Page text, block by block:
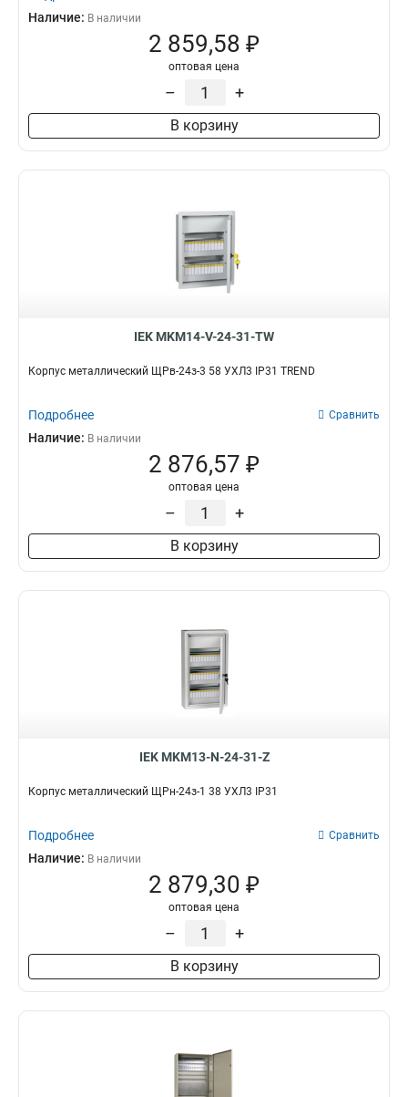
Наличие: В наличии
2 859,58 ₽
оптовая цена
– +
В корзину
IEK MKM14-V-24-31-TW
Корпус металлический ЩРв-24з-3 58 УХЛ3 IP31 TREND
Подробнее Сравнить
Наличие: В наличии
2 876,57 ₽
оптовая цена
– +
В корзину
IEK MKM13-N-24-31-Z
Корпус металлический ЩРн-24з-1 38 УХЛ3 IP31
Подробнее Сравнить
Наличие: В наличии
2 879,30 ₽
оптовая цена
– +
В корзину